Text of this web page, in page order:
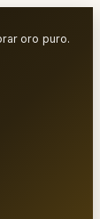
oro puro.